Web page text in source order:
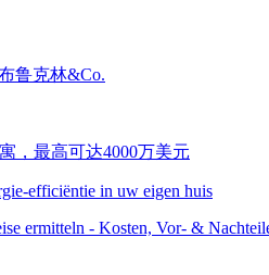
efficiëntie in uw eigen huis